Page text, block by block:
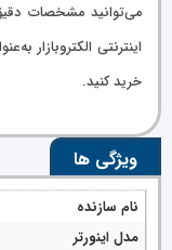
خرید کنید.
ویژگی ها
نام سازنده
مدل اینورتر